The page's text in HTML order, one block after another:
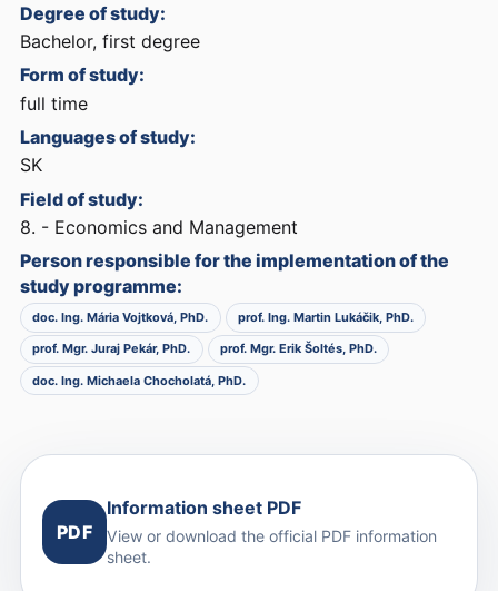
Degree of study:
Bachelor, first degree
Form of study:
full time
Languages of study:
SK
Field of study:
8. - Economics and Management
Person responsible for the implementation of the
study programme:
doc. Ing. Mária Vojtková, PhD. prof. Ing. Martin Lukáčik, PhD.
prof. Mgr. Juraj Pekár, PhD. prof. Mgr. Erik Šoltés, PhD.
doc. Ing. Michaela Chocholatá, PhD.
PDF
Information sheet PDF
View or download the official PDF information
sheet.